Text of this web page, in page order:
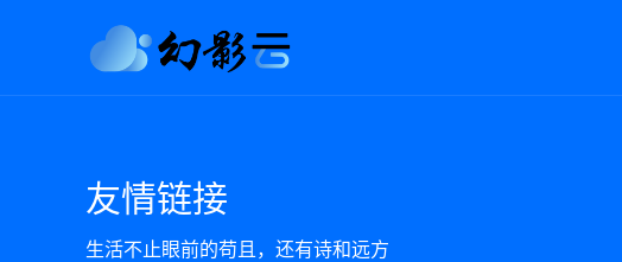
友情链接
生活不止眼前的苟且，还有诗和远方